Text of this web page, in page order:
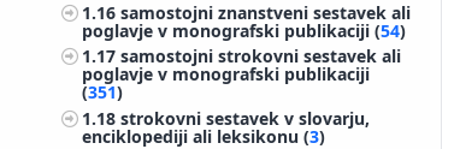
1.16samostojni znanstveni sestavek ali
poglavje v monografski publikaciji (54)
1.17samostojni strokovni sestavek ali
poglavje v monografski publikaciji
(351)
1.18strokovni sestavek v slovarju,
enciklopediji ali leksikonu (3)